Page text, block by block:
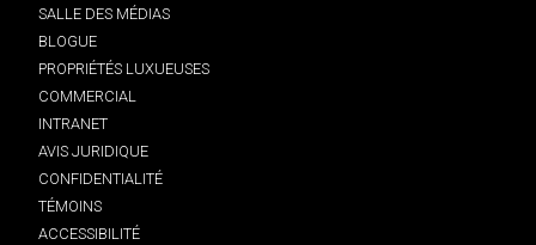
SALLE DES MÉDIAS
BLOGUE
PROPRIÉTÉS LUXUEUSES
COMMERCIAL
INTRANET
AVIS JURIDIQUE
CONFIDENTIALITÉ
TÉMOINS
ACCESSIBILITÉ